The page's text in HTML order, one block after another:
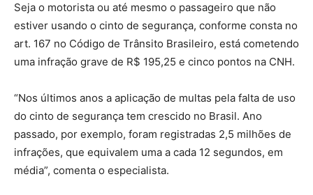
Seja o motorista ou até mesmo o passageiro que não
estiver usando o cinto de segurança, conforme consta no
art. 167 no Código de Trânsito Brasileiro, está cometendo
uma infração grave de R$ 195,25 e cinco pontos na CNH.
“Nos últimos anos a aplicação de multas pela falta de uso
do cinto de segurança tem crescido no Brasil. Ano
passado, por exemplo, foram registradas 2,5 milhões de
infrações, que equivalem uma a cada 12 segundos, em
média”, comenta o especialista.